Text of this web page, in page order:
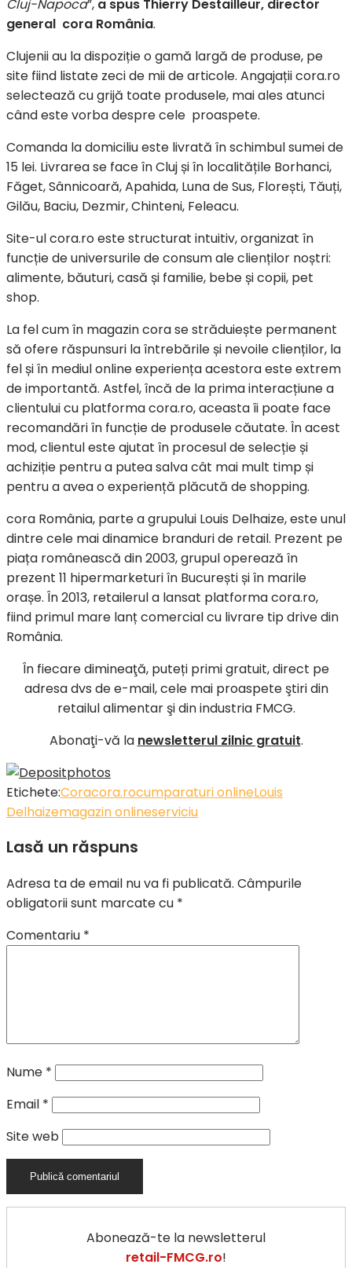
Cluj-Napoca”, a spus Thierry Destailleur, director
general cora România.
Clujenii au la dispoziție o gamă largă de produse, pe
site fiind listate zeci de mii de articole. Angajații cora.ro
selectează cu grijă toate produsele, mai ales atunci
când este vorba despre cele proaspete.
Comanda la domiciliu este livrată în schimbul sumei de
15 lei. Livrarea se face în Cluj și în localitățile Borhanci,
Făget, Sânnicoară, Apahida, Luna de Sus, Florești, Tăuți,
Gilău, Baciu, Dezmir, Chinteni, Feleacu.
Site-ul cora.ro este structurat intuitiv, organizat în
funcție de universurile de consum ale clienților noștri:
alimente, băuturi, casă și familie, bebe și copii, pet
shop.
La fel cum în magazin cora se străduiește permanent
să ofere răspunsuri la întrebările și nevoile clienților, la
fel și în mediul online experiența acestora este extrem
de importantă. Astfel, încă de la prima interacțiune a
clientului cu platforma cora.ro, aceasta îi poate face
recomandări în funcție de produsele căutate. În acest
mod, clientul este ajutat în procesul de selecție și
achiziție pentru a putea salva cât mai mult timp și
pentru a avea o experiență plăcută de shopping.
cora România, parte a grupului Louis Delhaize, este unul
dintre cele mai dinamice branduri de retail. Prezent pe
piața românească din 2003, grupul operează în
prezent 11 hipermarketuri în București și în marile
orașe. În 2013, retailerul a lansat platforma cora.ro,
fiind primul mare lanț comercial cu livrare tip drive din
România.
În fiecare dimineaţă, puteți primi gratuit, direct pe
adresa dvs de e-mail, cele mai proaspete ştiri din
retailul alimentar şi din industria FMCG.
Abonaţi-vă la newsletterul zilnic gratuit.
Etichete:Coracora.rocumparaturi onlineLouis
Delhaizemagazin onlineserviciu
Lasă un răspuns
Adresa ta de email nu va fi publicată. Câmpurile
obligatorii sunt marcate cu *
Comentariu *
Nume *
Email *
Site web
Abonează-te la newsletterul
retail-FMCG.ro!